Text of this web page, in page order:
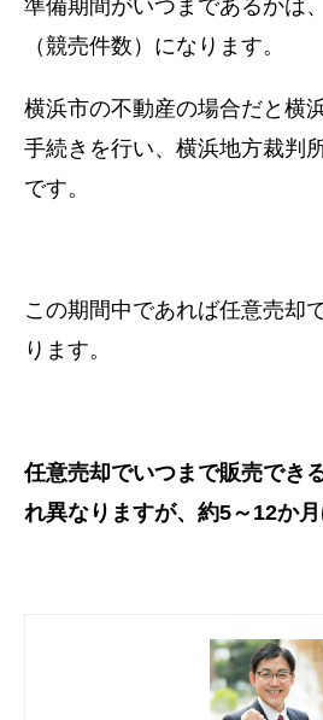
準備期間がいつまであるかは
（競売件数）になります。
横浜市の不動産の場合だと横
手続きを行い、 横浜地方裁判
です。
この期間中であれば任意売却
ります。
任意売却でいつまで販売でき
れ異なりますが、 約5～12か月